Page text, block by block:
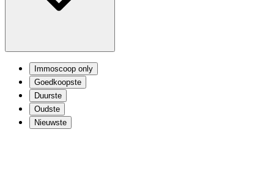
Immoscoop only
Goedkoopste
Duurste
Oudste
Nieuwste